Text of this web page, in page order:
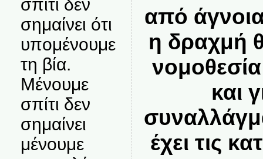
σπίτι δεν
σημαίνει ότι
υπομένουμε
τη βία.
Μένουμε
σπίτι δεν
σημαίνει
μένουμε
από
η δραχμή
και
έχει τις